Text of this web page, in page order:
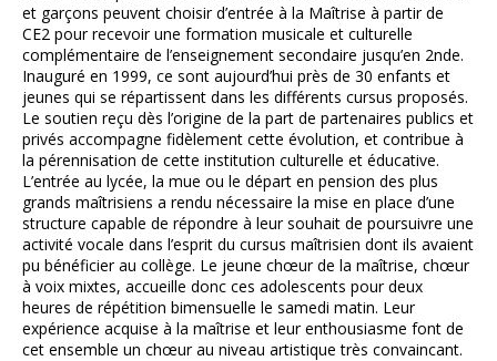
et garçons peuvent choisir d’entrée à la Maîtrise à partir de
CE2 pour recevoir une formation musicale et culturelle
complémentaire de l’enseignement secondaire jusqu’en 2nde.
Inauguré en 1999, ce sont aujourd’hui près de 30 enfants et
jeunes qui se répartissent dans les différents cursus proposés.
Le soutien reçu dès l’origine de la part de partenaires publics et
privés accompagne fidèlement cette évolution, et contribue à
la pérennisation de cette institution culturelle et éducative.
L’entrée au lycée, la mue ou le départ en pension des plus
grands maîtrisiens a rendu nécessaire la mise en place d’une
structure capable de répondre à leur souhait de poursuivre une
activité vocale dans l’esprit du cursus maîtrisien dont ils avaient
pu bénéficier au collège. Le jeune chœur de la maîtrise, chœur
à voix mixtes, accueille donc ces adolescents pour deux
heures de répétition bimensuelle le samedi matin. Leur
expérience acquise à la maîtrise et leur enthousiasme font de
cet ensemble un chœur au niveau artistique très convaincant.